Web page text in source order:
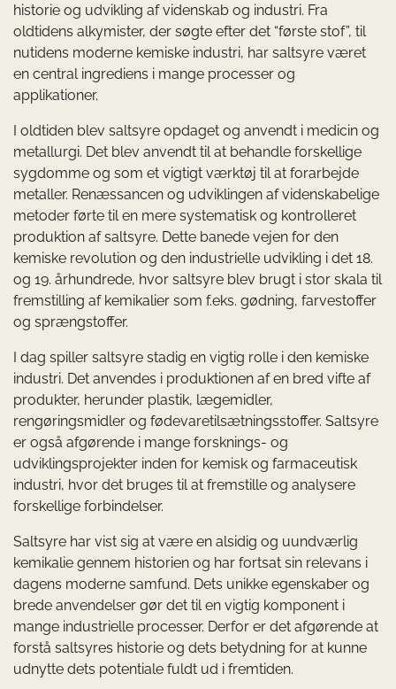
historie og udvikling af videnskab og industri. Fra
oldtidens alkymister, der søgte efter det “første stof”, til
nutidens moderne kemiske industri, har saltsyre været
en central ingrediens i mange processer og
applikationer.
I oldtiden blev saltsyre opdaget og anvendt i medicin og
metallurgi. Det blev anvendt til at behandle forskellige
sygdomme og som et vigtigt værktøj til at forarbejde
metaller. Renæssancen og udviklingen af videnskabelige
metoder førte til en mere systematisk og kontrolleret
produktion af saltsyre. Dette banede vejen for den
kemiske revolution og den industrielle udvikling i det 18.
og 19. århundrede, hvor saltsyre blev brugt i stor skala til
fremstilling af kemikalier som f.eks. gødning, farvestoffer
og sprængstoffer.
I dag spiller saltsyre stadig en vigtig rolle i den kemiske
industri. Det anvendes i produktionen af en bred vifte af
produkter, herunder plastik, lægemidler,
rengøringsmidler og fødevaretilsætningsstoffer. Saltsyre
er også afgørende i mange forsknings- og
udviklingsprojekter inden for kemisk og farmaceutisk
industri, hvor det bruges til at fremstille og analysere
forskellige forbindelser.
Saltsyre har vist sig at være en alsidig og uundværlig
kemikalie gennem historien og har fortsat sin relevans i
dagens moderne samfund. Dets unikke egenskaber og
brede anvendelser gør det til en vigtig komponent i
mange industrielle processer. Derfor er det afgørende at
forstå saltsyres historie og dets betydning for at kunne
udnytte dets potentiale fuldt ud i fremtiden.